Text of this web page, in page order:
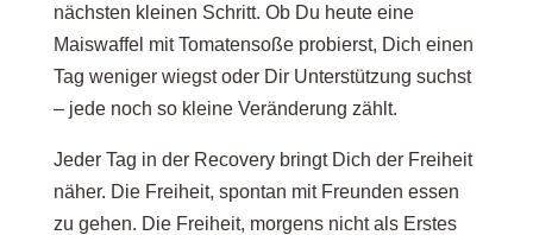
nächsten kleinen Schritt. Ob Du heute eine
Maiswaffel mit Tomatensoße probierst, Dich einen
Tag weniger wiegst oder Dir Unterstützung suchst
– jede noch so kleine Veränderung zählt.
Jeder Tag in der Recovery bringt Dich der Freiheit
näher. Die Freiheit, spontan mit Freunden essen
zu gehen. Die Freiheit, morgens nicht als Erstes